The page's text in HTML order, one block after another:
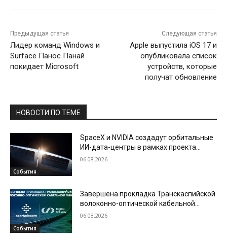
Предыдущая статья
Лидер команд Windows и
Surface Панос Панай
покидает Microsoft
Следующая статья
Apple выпустила iOS 17 и
опубликовала список
устройств, которые
получат обновление
НОВОСТИ ПО ТЕМЕ
События
SpaceX и NVIDIA создадут орбитальные
ИИ-дата-центры в рамках проекта
Starmind
06.08.2026
События
Завершена прокладка Транскаспийской
волоконно-оптической кабельной
линии по дну Каспийского моря
06.08.2026